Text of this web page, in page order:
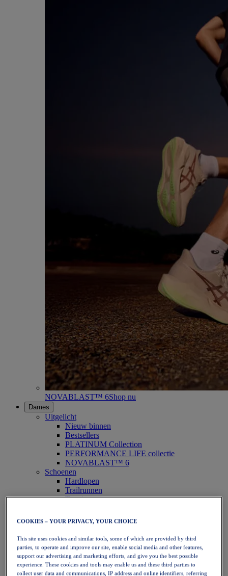
NOVABLAST™ 6Shop nu
Dames
Uitgelicht
Nieuw binnen
Bestsellers
PLATINUM Collection
PERFORMANCE LIFE collectie
NOVABLAST™ 6
Schoenen
Hardlopen
Trailrunnen
Tennis
Handbal
Netbal
SportStyle
Bovenkleding
Sport-bh's
Tanktops
COOKIES – YOUR PRIVACY, YOUR CHOICE
This site uses cookies and similar tools, some of which are provided by third
parties, to operate and improve our site, enable social media and other features,
support our advertising and marketing efforts, and give you the best possible
experience. These cookies and tools may enable us and these third parties to
collect user data and communications, IP address and online identifiers, referring